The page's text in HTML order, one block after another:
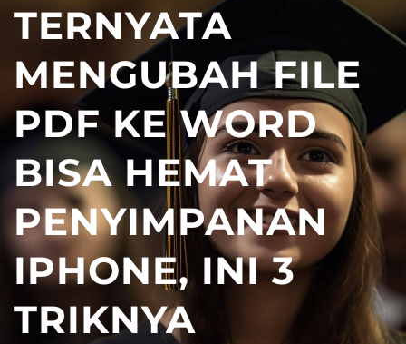
TERNYATA
MENGUBAH FILE
PDF KE WORD
BISA HEMAT
PENYIMPANAN
IPHONE, INI 3
TRIKNYA